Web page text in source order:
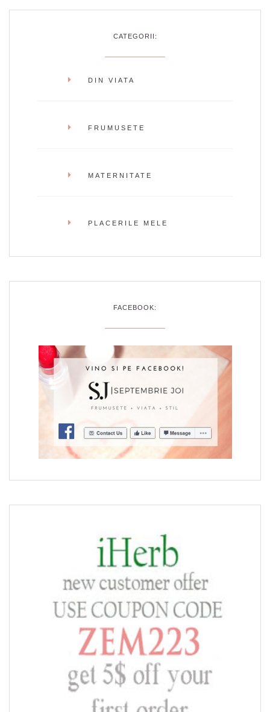
CATEGORII:
DIN VIATA
FRUMUSETE
MATERNITATE
PLACERILE MELE
FACEBOOK: